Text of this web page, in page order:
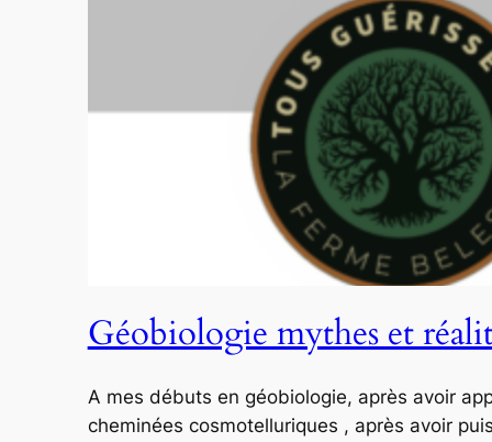
Géobiologie mythes et
A mes débuts en géobiologie, après avoir
cheminées cosmotelluriques , après avoir